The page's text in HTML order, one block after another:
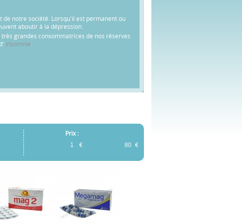
de notre société. Lorsqu'il est permanent ou
aboutir à la dépression.
grandes consommatrices de nos réserves
insomnie
Prix :
€
€